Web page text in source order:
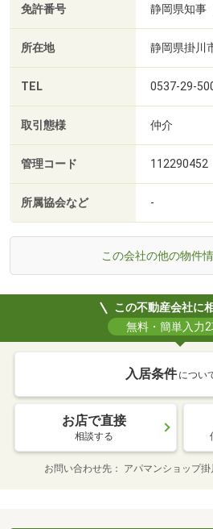
免許番号 静岡県知事
所在地 静岡県掛川
TEL 0537-29-
取引態様 仲介
管理コード 112290452
所属協会など -
この会社の他の物件
この不動産会社に
無料・簡単入力2
入居条件 につい
お店で直接
相談する
お問い合わせ先 アパマンショップ